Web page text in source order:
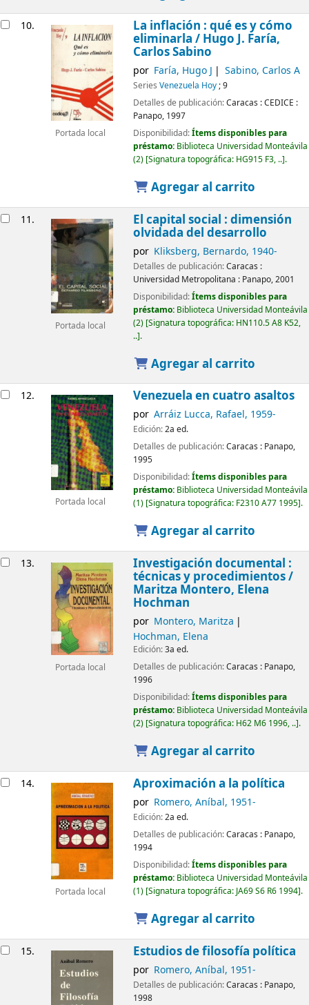
10.
Portada local
La inflación : qué es y cómo
eliminarla / Hugo J. Faría,
Carlos Sabino
por Faría, Hugo J Sabino, Carlos A
Series Venezuela Hoy; 9
Detalles de publicación:Caracas :CEDICE :
Panapo, 1997
Disponibilidad:Ítems disponibles para
préstamo: Biblioteca Universidad Monteávila
(2) Signatura topográfica: HG915 F3, .. .
Agregar al carrito
11.
Portada local
El capital social : dimensión
olvidada del desarrollo
por Kliksberg, Bernardo, 1940-
Detalles de publicación:Caracas :
Universidad Metropolitana : Panapo,2001
Disponibilidad:Ítems disponibles para
préstamo: Biblioteca Universidad Monteávila
(2) Signatura topográfica: HN110.5 A8 K52,
.. .
Agregar al carrito
12.
Portada local
Venezuela en cuatro asaltos
por Arráiz Lucca, Rafael, 1959-
Edición:2a ed.
Detalles de publicación:Caracas : Panapo,
1995
Disponibilidad:Ítems disponibles para
préstamo: Biblioteca Universidad Monteávila
(1) Signatura topográfica: F2310 A77 1995 .
Agregar al carrito
13.
Portada local
Investigación documental :
técnicas y procedimientos /
Maritza Montero, Elena
Hochman
por Montero, Maritza
Hochman, Elena
Edición:3a ed.
Detalles de publicación:Caracas : Panapo,
1996
Disponibilidad:Ítems disponibles para
préstamo: Biblioteca Universidad Monteávila
(2) Signatura topográfica: H62 M6 1996, .. .
Agregar al carrito
14.
Portada local
Aproximación a la política
por Romero, Aníbal, 1951-
Edición:2a ed.
Detalles de publicación:Caracas : Panapo,
1994
Disponibilidad:Ítems disponibles para
préstamo: Biblioteca Universidad Monteávila
(1) Signatura topográfica: JA69 S6 R6 1994 .
Agregar al carrito
15. Estudios de filosofía política
por Romero, Aníbal, 1951-
Detalles de publicación:Caracas : Panapo,
1998